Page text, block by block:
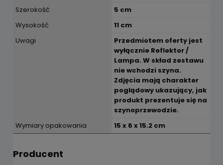
Szerokość
5 cm
Wysokość
11 cm
Uwagi
Przedmiotem oferty jest
wyłącznie Reflektor /
Lampa. W skład zestawu
nie wchodzi szyna.
Zdjęcia mają charakter
poglądowy ukazujący, jak
produkt prezentuje się na
szynoprzewodzie.
Wymiary opakowania
15 x 6 x 15.2 cm
Producent